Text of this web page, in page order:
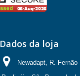
Dados da loja
Newadapt, R.